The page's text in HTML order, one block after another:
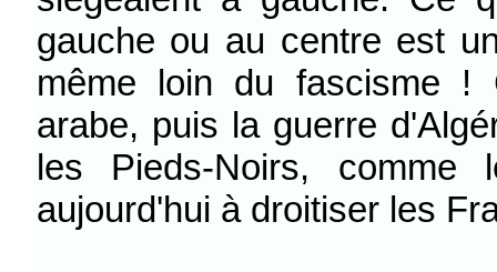
gauche ou au centre est
même loin du fascisme !
arabe, puis la guerre
les Pieds-Noirs, comme
aujourd'hui à droitiser les